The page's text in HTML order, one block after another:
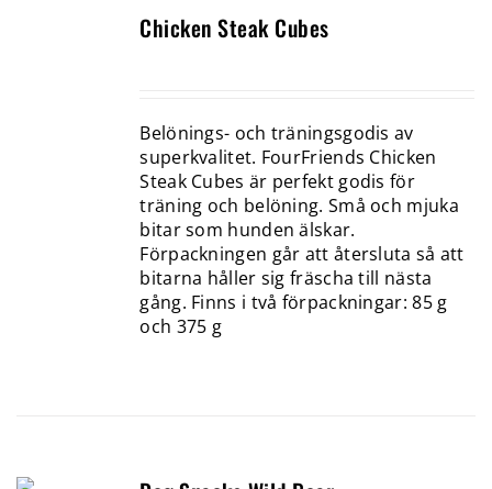
Chicken Steak Cubes
Belönings- och träningsgodis av
superkvalitet. FourFriends Chicken
Steak Cubes är perfekt godis för
träning och belöning. Små och mjuka
bitar som hunden älskar.
Förpackningen går att återsluta så att
bitarna håller sig fräscha till nästa
gång. Finns i två förpackningar: 85 g
och 375 g